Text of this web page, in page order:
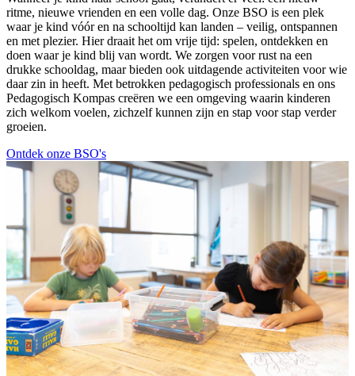
ritme, nieuwe vrienden en een volle dag. Onze BSO is een plek
waar je kind vóór en na schooltijd kan landen – veilig, ontspannen
en met plezier. Hier draait het om vrije tijd: spelen, ontdekken en
doen waar je kind blij van wordt. We zorgen voor rust na een
drukke schooldag, maar bieden ook uitdagende activiteiten voor wie
daar zin in heeft. Met betrokken pedagogisch professionals en ons
Pedagogisch Kompas creëren we een omgeving waarin kinderen
zich welkom voelen, zichzelf kunnen zijn en stap voor stap verder
groeien.
Ontdek onze BSO's